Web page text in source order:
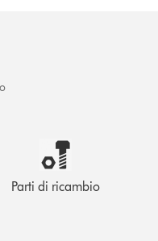
Parti di ricambio